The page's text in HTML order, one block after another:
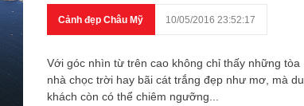
Cảnh đẹp Châu Mỹ 10/05/2016 23:52:17
Với góc nhìn từ trên cao không chỉ thấy những tòa
nhà chọc trời hay bãi cát trắng đẹp như mơ, mà du
khách còn có thể chiêm ngưỡng...